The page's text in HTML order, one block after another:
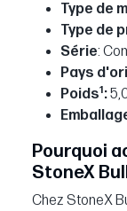
Type de
Type de
Série:
Pays
Poids1:
Pourquoi
StoneX
Chez StoneX